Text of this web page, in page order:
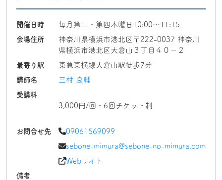
開催日時
毎月第二・第四木曜日10:00〜11:15
会場住所
神奈川県横浜市港北区〒222-0037 神奈川
県横浜市港北区大倉山３丁目４０−２
最寄り駅
東急東横線大倉山駅徒歩7分
講師名
三村 良輔
受講料
3,000円/回・6回チケット制
お問合せ先
09061569099
sebone-mimura@sebone-no-mimura.com
Webサイト
備考